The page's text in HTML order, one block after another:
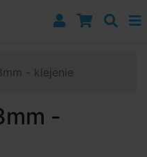
- klejenie
-